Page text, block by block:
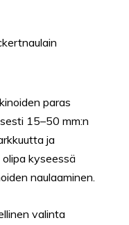
paras
15–50 mm:n
ja
kyseessä
naulaaminen.
valinta